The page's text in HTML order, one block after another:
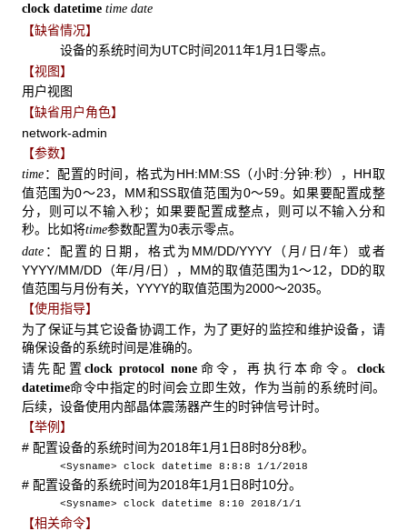
clock datetime time date
【缺省情况】
设备的系统时间为UTC时间2011年1月1日零点。
【视图】
用户视图
【缺省用户角色】
network-admin
【参数】
time ：配置的时间，格式为HH:MM:SS（小时:分钟:秒），HH取
值范围为0～23，MM和SS取值范围为0～59。如果要配置成整
分，则可以不输入秒；如果要配置成整点，则可以不输入分和
秒。比如将time参数配置为0表示零点。
date ：配置的日期，格式为MM/DD/YYYY（月/日/年）或者
YYYY/MM/DD（年/月/日），MM的取值范围为1～12，DD的取
值范围与月份有关，YYYY的取值范围为2000～2035。
【使用指导】
为了保证与其它设备协调工作，为了更好的监控和维护设备，请
确保设备的系统时间是准确的。
请先配置 clock protocol none 命令，再执行本命令。clock
datetime命令中指定的时间会立即生效，作为当前的系统时间。
后续，设备使用内部晶体震荡器产生的时钟信号计时。
【举例】
# 配置设备的系统时间为2018年1月1日8时8分8秒。
<Sysname> clock datetime 8:8:8 1/1/2018
# 配置设备的系统时间为2018年1月1日8时10分。
<Sysname> clock datetime 8:10 2018/1/1
【相关命令】